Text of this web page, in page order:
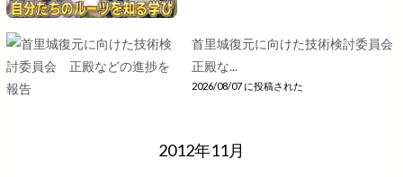
首里城復元に向けた技術検討委員会
正殿な...
2026/08/07 に投稿された
2012年11月